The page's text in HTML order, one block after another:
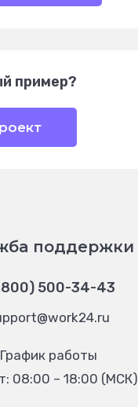
пример?
поддержки
500-34-43
График работы
08:00 – 18:00 (МСК)